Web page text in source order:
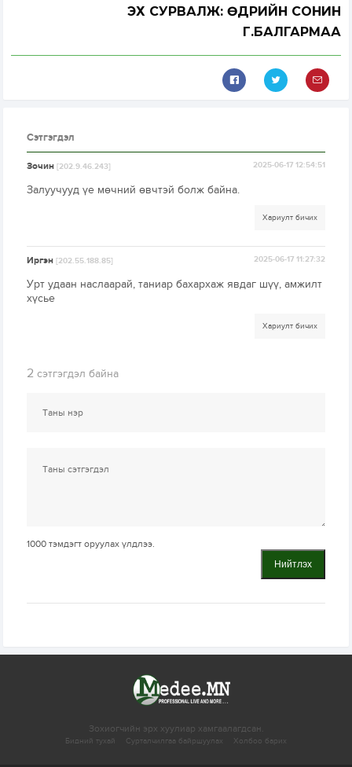
ЭХ СУРВАЛЖ: ӨДРИЙН СОНИН
Г.БАЛГАРМАА
Сэтгэгдэл
Зочин[202.9.46.243] 2025-06-17 12:54:51
Залуучууд үе мөчний өвчтэй болж байна.
Хариулт бичих
Иргэн[202.55.188.85] 2025-06-17 11:27:32
Урт удаан наслаарай, таниар бахархаж явдаг шүү, амжилт
хүсье
Хариулт бичих
2 сэтгэгдэл байна
1000 тэмдэгт оруулах үлдлээ.
Нийтлэх
Зохиогчийн эрх хуулиар хамгаалагдсан.
Бидний тухай Сурталчилгаа байршуулах Холбоо барих